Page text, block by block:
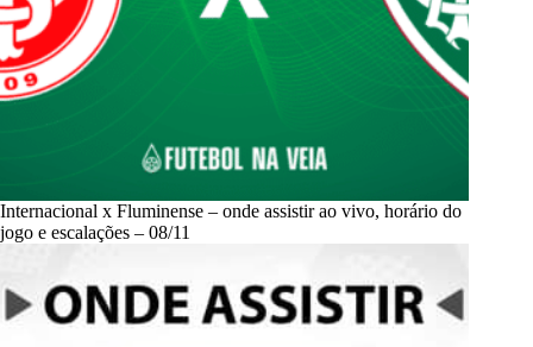
Internacional x Fluminense – onde assistir ao vivo, horário do
jogo e escalações – 08/11